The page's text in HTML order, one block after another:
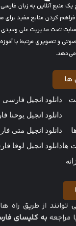
منبع آنلاین به زبان
کردن منابع مفید برای
تحت مدیریت علی وحیدی
و تصویری مرتبط با
می‌دهد.
ها
ها
دانلود انجیل فارسی
دانلود انجیل یوحنا
دانلود انجیل متی
دانلود انجیل لوقا
توانند از طریق راه
مراجعه به کلیسای